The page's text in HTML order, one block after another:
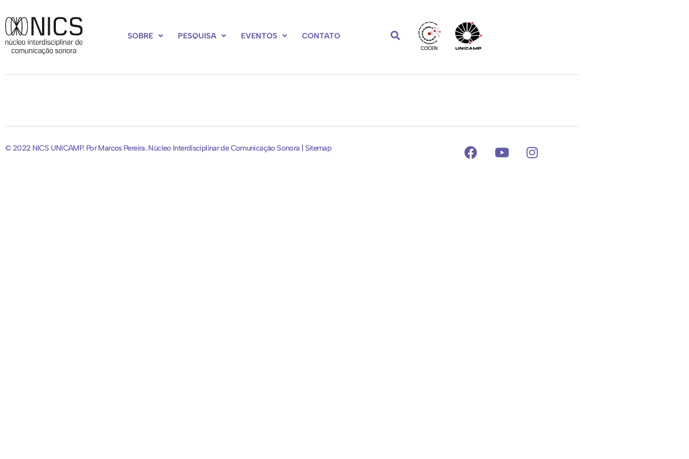
SOBRE PESQUISA EVENTOS CONTATO
© 2022 NICS UNICAMP. Por Marcos Pereira. Núcleo Interdisciplinar de Comunicação Sonora | Sitemap